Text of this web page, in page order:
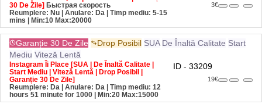
Reumplere: Nu | Anulare: Da | Timp mediu: 5-15
mins| Min:10 Max:20000
Garanție 30 De Zile Drop Posibil SUA De Înaltă Calitate Start
Mediu Viteză Lentă
Instagram Îi Place [SUA | De Înaltă Calitate |
Start Mediu | Viteză Lentă | Drop Posibil |
Garanție 30 De Zile]
Reumplere: Da | Anulare: Da | Timp mediu: 12
hours 51 minute for 1000 | Min:20 Max:15000
19€